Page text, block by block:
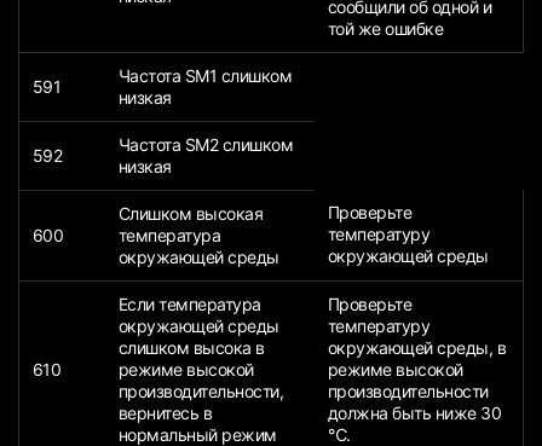
сообщили об одной и
той же ошибке
591
Частота SM1 слишком
низкая
592
Частота SM2 слишком
низкая
600
Слишком высокая
температура
окружающей среды
Проверьте
температуру
окружающей среды
610
Если температура
окружающей среды
слишком высока в
режиме высокой
производительности,
вернитесь в
нормальный режим
Проверьте
температуру
окружающей среды, в
режиме высокой
производительности
должна быть ниже 30
℃.